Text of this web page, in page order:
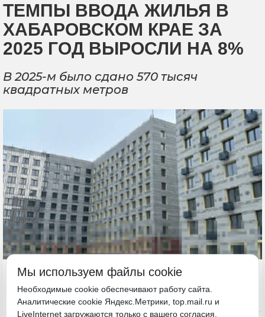
ТЕМПЫ ВВОДА ЖИЛЬЯ В
ХАБАРОВСКОМ КРАЕ ЗА
2025 ГОД ВЫРОСЛИ НА 8%
В 2025-м было сдано 570 тысяч
квадратных метров
23 декабря 2025, 13:59 Хабаровский край
Политика и власть
Мы используем файлы cookie
Необходимые cookie обеспечивают работу сайта.
Аналитические cookie Яндекс.Метрики, top.mail.ru и
LiveInternet загружаются только с вашего согласия.